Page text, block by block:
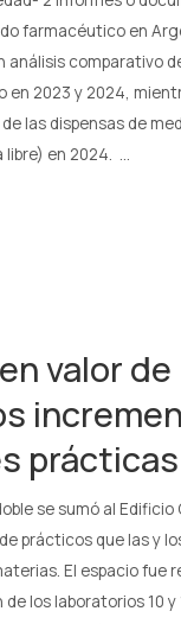
farmacéutico en
análisis comparativo
2023 y 2024,
las dispensas de
en 2024. …
valor de
prácticas
se sumó al Edificio
prácticos que las y
El espacio fue
los laboratorios 10